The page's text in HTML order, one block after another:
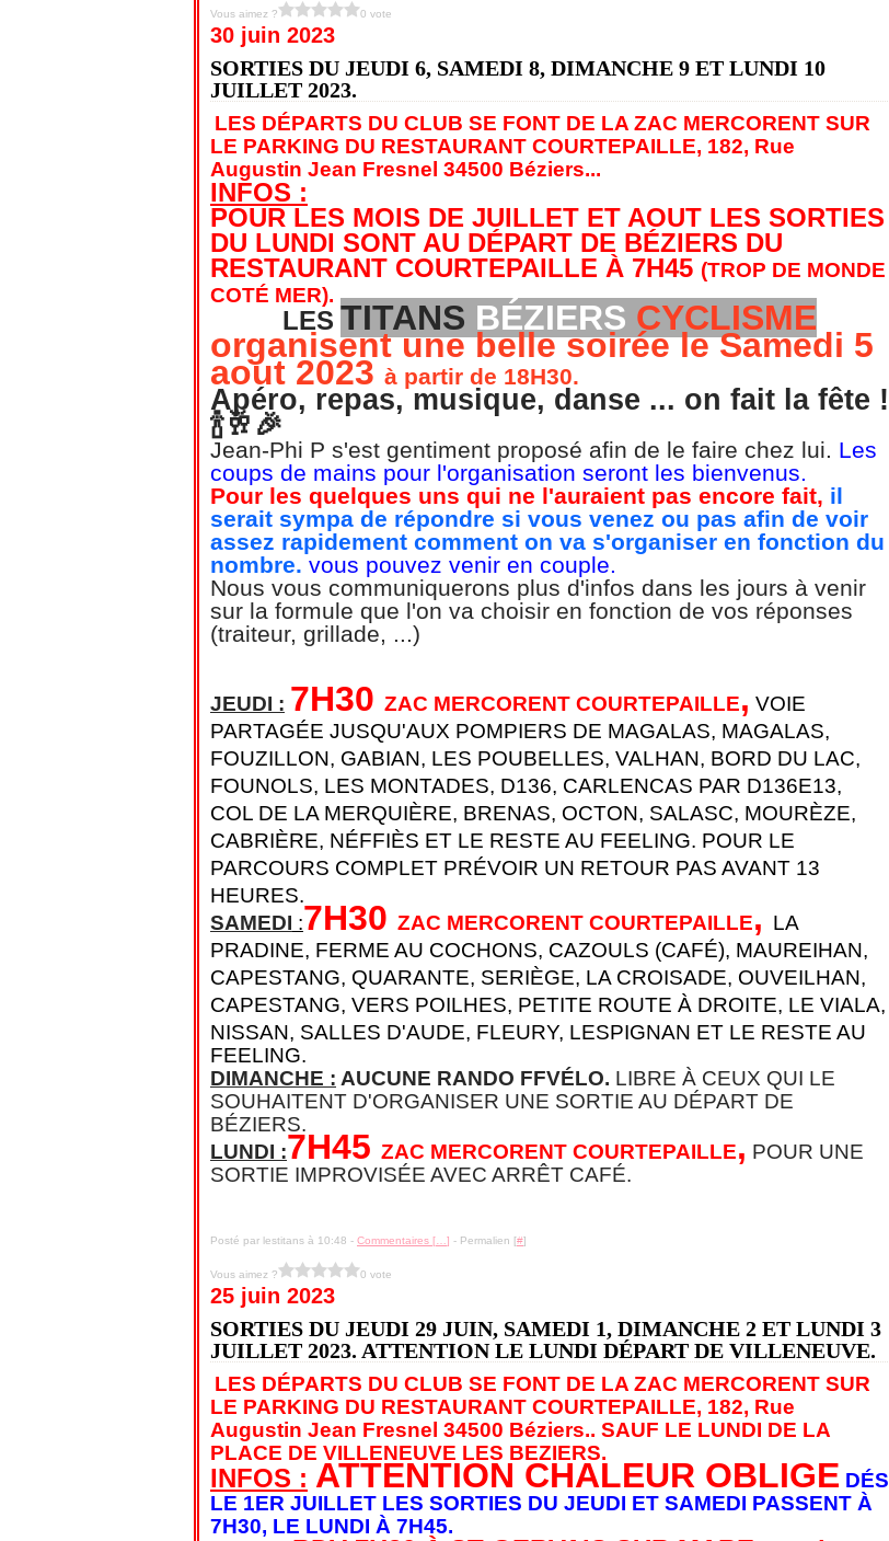
Vous aimez ? 0 vote
30 juin 2023
SORTIES DU JEUDI 6, SAMEDI 8, DIMANCHE 9 ET LUNDI 10
JUILLET 2023.
LES DÉPARTS DU CLUB SE FONT DE LA ZAC MERCORENT SUR
LE PARKING DU RESTAURANT COURTEPAILLE, 182, Rue
Augustin Jean Fresnel 34500 Béziers...
INFOS :
POUR LES MOIS DE JUILLET ET AOUT LES SORTIES
DU LUNDI SONT AU DÉPART DE BÉZIERS DU
RESTAURANT COURTEPAILLE À 7H45 (TROP DE MONDE
COTÉ MER).
LES TITANS BÉZIERS CYCLISME
organisent une belle soirée le Samedi 5
aout 2023 à partir de 18H30.
Apéro, repas, musique, danse ... on fait la fête !
🍾🥂🎉
Jean-Phi P s'est gentiment proposé afin de le faire chez lui. Les
coups de mains pour l'organisation seront les bienvenus.
Pour les quelques uns qui ne l'auraient pas encore fait, il
serait sympa de répondre si vous venez ou pas afin de voir
assez rapidement comment on va s'organiser en fonction du
nombre. vous pouvez venir en couple.
Nous vous communiquerons plus d'infos dans les jours à venir
sur la formule que l'on va choisir en fonction de vos réponses
(traiteur, grillade, ...)
JEUDI : 7H30 ZAC MERCORENT COURTEPAILLE, VOIE
PARTAGÉE JUSQU'AUX POMPIERS DE MAGALAS, MAGALAS,
FOUZILLON, GABIAN, LES POUBELLES, VALHAN, BORD DU LAC,
FOUNOLS, LES MONTADES, D136, CARLENCAS PAR D136E13,
COL DE LA MERQUIÈRE, BRENAS, OCTON, SALASC, MOURÈZE,
CABRIÈRE, NÉFFIÈS ET LE RESTE AU FEELING. POUR LE
PARCOURS COMPLET PRÉVOIR UN RETOUR PAS AVANT 13
HEURES.
SAMEDI :7H30 ZAC MERCORENT COURTEPAILLE, LA
PRADINE, FERME AU COCHONS, CAZOULS (CAFÉ), MAUREIHAN,
CAPESTANG, QUARANTE, SERIÈGE, LA CROISADE, OUVEILHAN,
CAPESTANG, VERS POILHES, PETITE ROUTE À DROITE, LE VIALA,
NISSAN, SALLES D'AUDE, FLEURY, LESPIGNAN ET LE RESTE AU
FEELING.
DIMANCHE : AUCUNE RANDO FFVÉLO. LIBRE À CEUX QUI LE
SOUHAITENT D'ORGANISER UNE SORTIE AU DÉPART DE
BÉZIERS.
LUNDI :7H45 ZAC MERCORENT COURTEPAILLE, POUR UNE
SORTIE IMPROVISÉE AVEC ARRÊT CAFÉ.
Posté par lestitans à 10:48 - Commentaires [ ] - Permalien [#]
Vous aimez ? 0 vote
25 juin 2023
SORTIES DU JEUDI 29 JUIN, SAMEDI 1, DIMANCHE 2 ET LUNDI 3
JUILLET 2023. ATTENTION LE LUNDI DÉPART DE VILLENEUVE.
LES DÉPARTS DU CLUB SE FONT DE LA ZAC MERCORENT SUR
LE PARKING DU RESTAURANT COURTEPAILLE, 182, Rue
Augustin Jean Fresnel 34500 Béziers.. SAUF LE LUNDI DE LA
PLACE DE VILLENEUVE LES BEZIERS.
INFOS : ATTENTION CHALEUR OBLIGE DÉS
LE 1ER JUILLET LES SORTIES DU JEUDI ET SAMEDI PASSENT À
7H30, LE LUNDI À 7H45.